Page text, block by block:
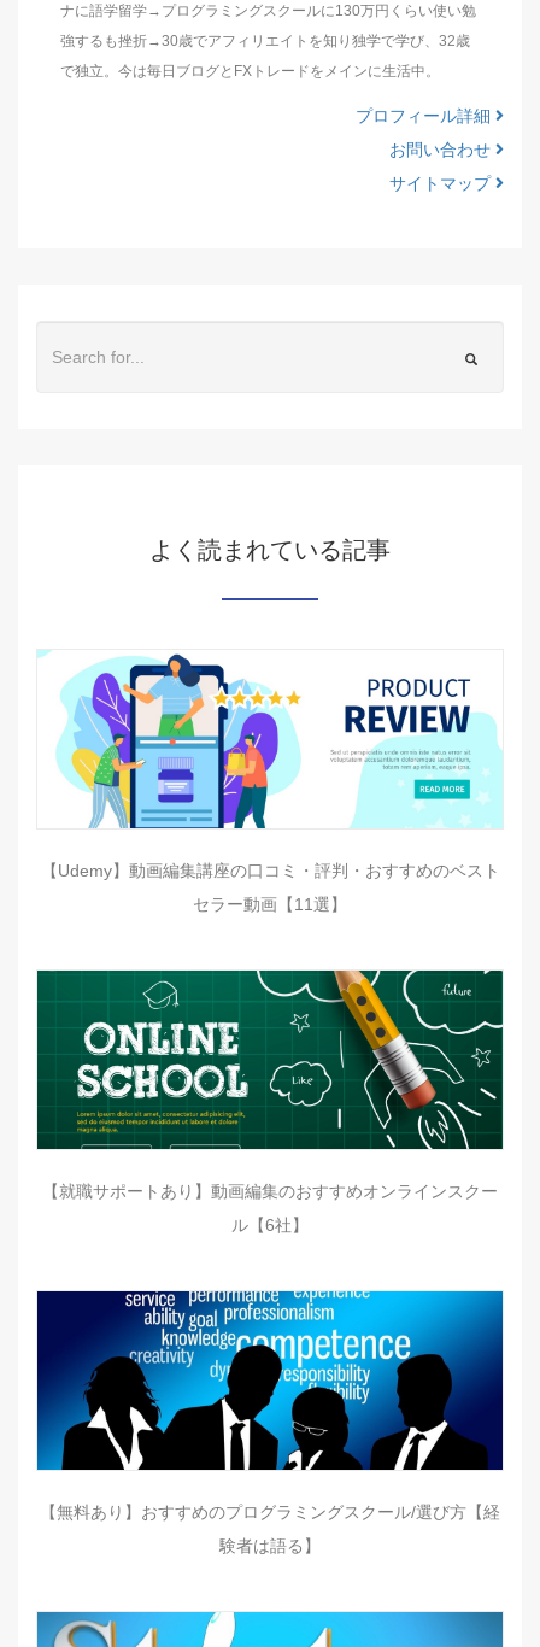
ナに語学留学→プログラミングスクールに130万円くらい使い勉
強するも挫折→30歳でアフィリエイトを知り独学で学び、32歳
で独立。今は毎日ブログとFXトレードをメインに生活中。
プロフィール詳細
お問い合わせ
サイトマップ
よく読まれている記事
【Udemy】動画編集講座の口コミ・評判・おすすめのベスト
セラー動画【11選】
【就職サポートあり】動画編集のおすすめオンラインスクー
ル【6社】
【無料あり】おすすめのプログラミングスクール/選び方【経
験者は語る】